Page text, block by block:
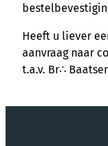
Heeft u liever
aanvraag naar
t.a.v. Br∴